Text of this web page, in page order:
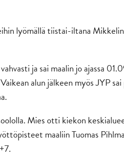
lyömällä tiistai-iltana
ja sai maalin jo ajassa
alun jälkeen myös JYP
Mies otti kiekon
maaliin Tuomas